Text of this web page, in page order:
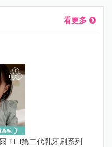
看更多
T.L.I第二代乳牙刷系列